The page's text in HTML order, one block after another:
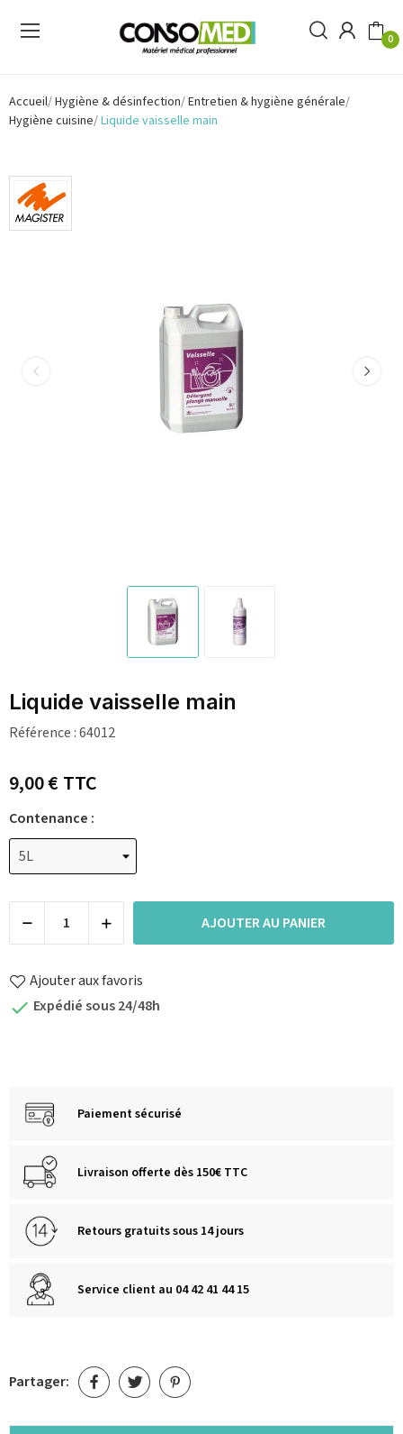
0
Accueil Hygiène & désinfection Entretien & hygiène générale
Hygiène cuisine Liquide vaisselle main
Liquide vaisselle main
Référence :64012
9,00 €TTC
Contenance :
AJOUTER AU PANIER
Ajouter aux favoris
 Expédié sous 24/48h
Paiement sécurisé
Livraison offerte dès 150€ TTC
Retours gratuits sous 14 jours
Service client au 04 42 41 44 15
Partager: